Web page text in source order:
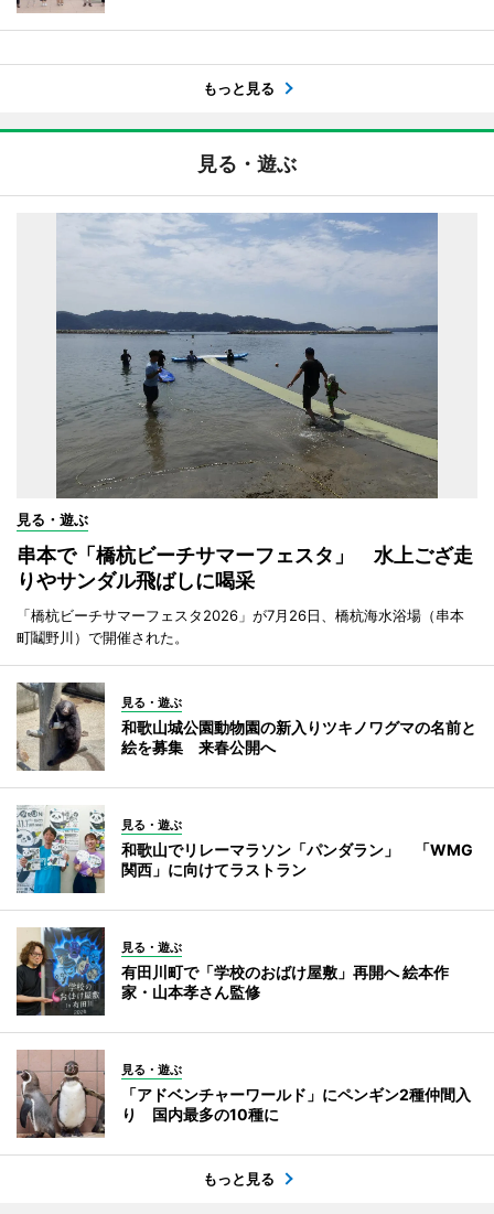
もっと見る
見る・遊ぶ
見る・遊ぶ
串本で「橋杭ビーチサマーフェスタ」 水上ござ走
りやサンダル飛ばしに喝采
「橋杭ビーチサマーフェスタ2026」が7月26日、橋杭海水浴場（串本
町鬮野川）で開催された。
見る・遊ぶ
和歌山城公園動物園の新入りツキノワグマの名前と
絵を募集 来春公開へ
見る・遊ぶ
和歌山でリレーマラソン「パンダラン」 「WMG
関西」に向けてラストラン
見る・遊ぶ
有田川町で「学校のおばけ屋敷」再開へ 絵本作
家・山本孝さん監修
見る・遊ぶ
「アドベンチャーワールド」にペンギン2種仲間入
り 国内最多の10種に
もっと見る